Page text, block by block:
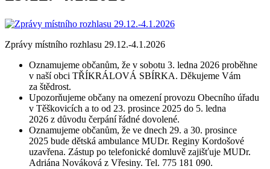
Zprávy místního rozhlasu 29.12.-4.1.2026
Oznamujeme občanům, že v sobotu 3. ledna 2026 proběhne
v naší obci TŘÍKRÁLOVÁ SBÍRKA. Děkujeme Vám
za štědrost.
Upozorňujeme občany na omezení provozu Obecního úřadu
v Těškovicích a to od 23. prosince 2025 do 5. ledna
2026 z důvodu čerpání řádné dovolené.
Oznamujeme občanům, že ve dnech 29. a 30. prosince
2025 bude dětská ambulance MUDr. Reginy Kordošové
uzavřena. Zástup po telefonické domluvě zajišťuje MUDr.
Adriána Nováková z Vřesiny. Tel. 775 181 090.